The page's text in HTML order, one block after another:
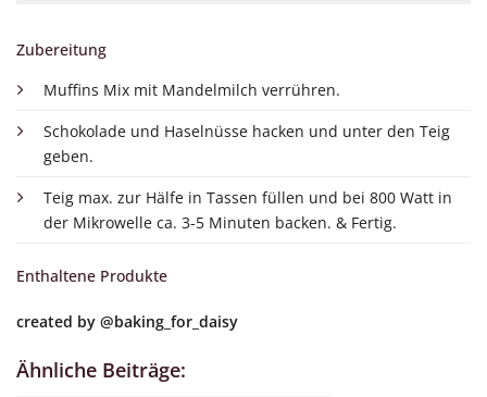
Zubereitung
Muffins Mix mit Mandelmilch verrühren.
Schokolade und Haselnüsse hacken und unter den Teig
geben.
Teig max. zur Hälfe in Tassen füllen und bei 800 Watt in
der Mikrowelle ca. 3-5 Minuten backen. & Fertig.
Enthaltene Produkte
created by @baking_for_daisy
Ähnliche Beiträge: